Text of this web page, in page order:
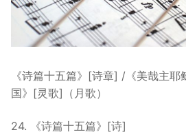
聚会信息
音乐事工
宣教事工
神学研究
关于我们
《诗篇十五篇》[诗章] /《美哉主
国》[灵歌]（月歌）
24. 《诗篇十五篇》[诗]